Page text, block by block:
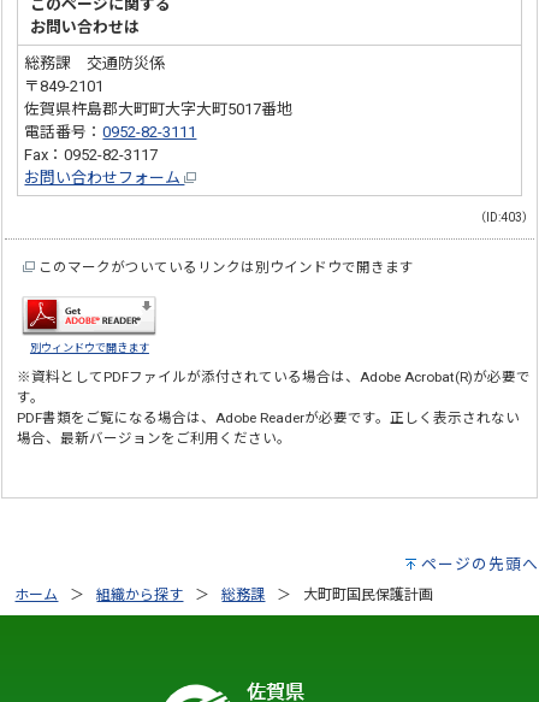
このページに関する
お問い合わせは
総務課 交通防災係
〒849-2101
佐賀県杵島郡大町町大字大町5017番地
電話番号：0952-82-3111
Fax：0952-82-3117
お問い合わせフォーム
（ID:403）
このマークがついているリンクは別ウインドウで開きます
別ウィンドウで開きます
※資料としてPDFファイルが添付されている場合は、Adobe Acrobat(R)が必要で
す。
PDF書類をご覧になる場合は、Adobe Readerが必要です。正しく表示されない
場合、最新バージョンをご利用ください。
ページの先頭へ
ホーム 組織から探す 総務課 大町町国民保護計画